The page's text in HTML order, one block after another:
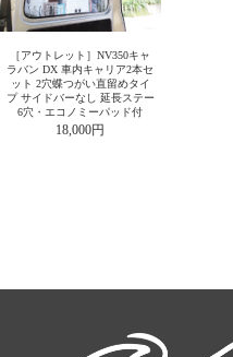
［アウトレット］NV350キャ
ラバン DX 車内キャリア2本セ
ット 2穴蝶つがい直留めタイ
プ サイドバーなし 延長ステー
6穴・エコノミーパッド付
18,000円